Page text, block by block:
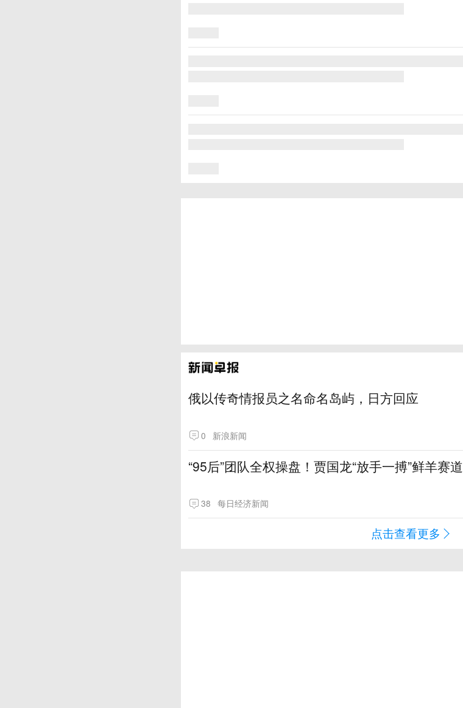
俄以传奇情报员之名命名岛屿，日方回应
0 新浪新闻
“95后”团队全权操盘！贾国龙“放手一搏”鲜羊赛道
38 每日经济新闻
点击查看更多